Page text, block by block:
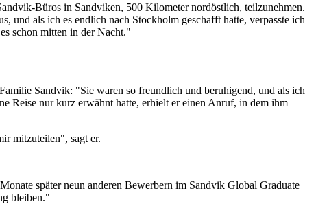
Büros in Sandviken, 500 Kilometer nordöstlich, teilzunehmen.
und als ich es endlich nach Stockholm geschafft hatte, verpasste ich
schon mitten in der Nacht."
Sandvik: "Sie waren so freundlich und beruhigend, und als ich
Reise nur kurz erwähnt hatte, erhielt er einen Anruf, in dem ihm
mitzuteilen", sagt er.
später neun anderen Bewerbern im Sandvik Global Graduate
bleiben."